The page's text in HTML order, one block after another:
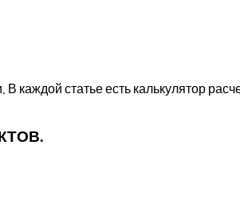
статье есть калькулятор